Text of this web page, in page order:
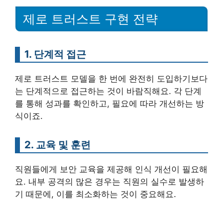
제로 트러스트 구현 전략
1. 단계적 접근
제로 트러스트 모델을 한 번에 완전히 도입하기보다
는 단계적으로 접근하는 것이 바람직해요. 각 단계
를 통해 성과를 확인하고, 필요에 따라 개선하는 방
식이죠.
2. 교육 및 훈련
직원들에게 보안 교육을 제공해 인식 개선이 필요해
요. 내부 공격의 많은 경우는 직원의 실수로 발생하
기 때문에, 이를 최소화하는 것이 중요해요.